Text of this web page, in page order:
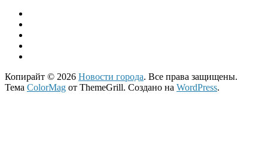
Копирайт © 2026 Новости города. Все права защищены.
Тема ColorMag от ThemeGrill. Создано на WordPress.